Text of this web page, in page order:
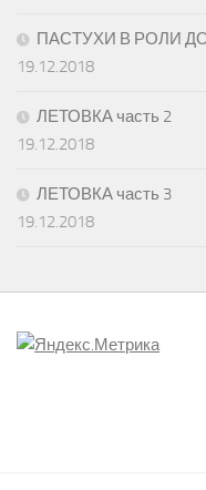
ПАСТУХИ В РОЛИ
19.12.2018
ЛЕТОВКА часть 2
19.12.2018
ЛЕТОВКА часть 3
19.12.2018